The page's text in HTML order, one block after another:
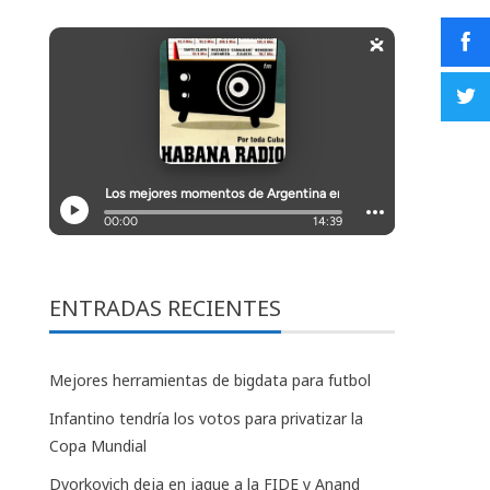
ENTRADAS RECIENTES
Mejores herramientas de bigdata para futbol
Infantino tendría los votos para privatizar la
Copa Mundial
Dvorkovich deja en jaque a la FIDE y Anand